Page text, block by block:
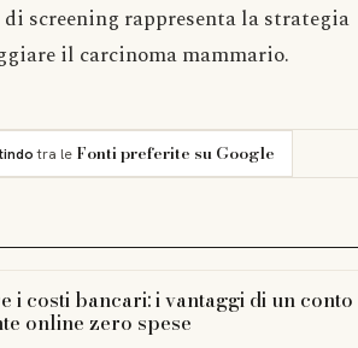
screening rappresenta la strategia
il carcinoma mammario.
tra le Fonti preferite su Google
i costi bancari: i vantaggi di un conto
online zero spese